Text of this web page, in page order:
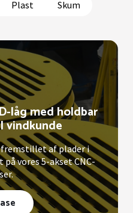
Plast Skum
låg med holdbar
vindkunde
fremstillet af plader i
vores 5-akset CNC-